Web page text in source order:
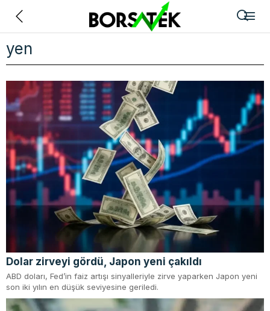
yen
Dolar zirveyi gördü, Japon yeni çakıldı
ABD doları, Fed’in faiz artışı sinyalleriyle zirve yaparken Japon yeni
son iki yılın en düşük seviyesine geriledi.